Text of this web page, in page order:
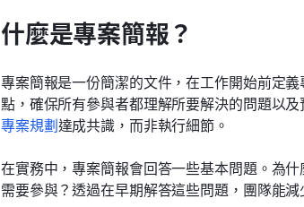
什麼是專案簡報？
專案簡報是一份簡潔的文件，在工作開始前定
點，確保所有參與者都理解所要解決的問題以
專案規劃達成共識，而非執行細節。
在實務中，專案簡報會回答一些基本問題。為
需要參與？透過在早期解答這些問題，團隊能